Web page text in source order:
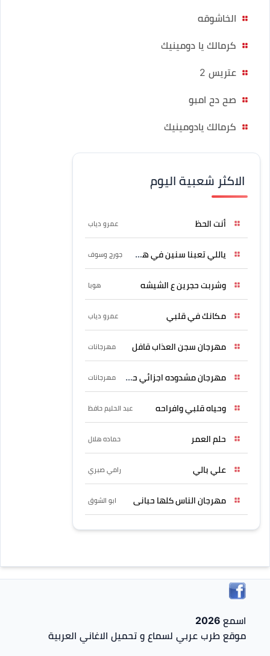
الخاشوقه
كرمالك يا دومينيك
عتريس 2
صح دح امبو
كرمالك يادومينيك
الاكثر شعبية اليوم
أنت الحظ عمرو دياب
ياللي تعبنا سنين في هواه جورج وسوف
وشربت حجرين ع الشيشه هوبا
مكانك في قلبي عمرو دياب
مهرجان سجن العذاب قافل مهرجانات
مهرجان مشدوده اجزائي حربونى مهرجانات
وحياه قلبي وافراحه عبد الحليم حافظ
حلم العمر حماده هلال
علي بالي رامي صبري
مهرجان الناس كلها حبانى ابو الشوق
اسمع 2026
موقع طرب عربي لسماع و تحميل الاغاني العربية